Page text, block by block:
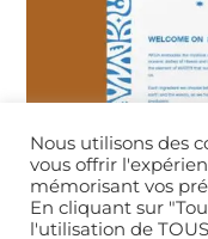
Nous utilisons des
vous offrir
mémorisant vos
En cliquant sur
l'utilisation de